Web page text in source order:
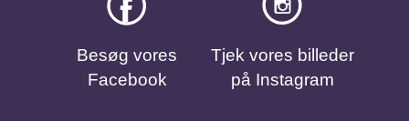
Besøg vores
Facebook
Tjek vores billeder
på Instagram